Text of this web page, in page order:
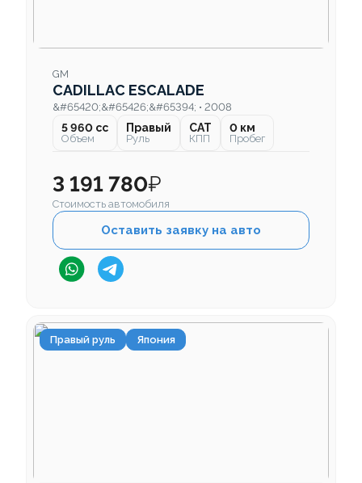
GM
CADILLAC ESCALADE
&#65420;&#65426;&#65394; • 2008
5 960 cc
Объем
Правый
Руль
CAT
КПП
0 км
Пробег
3 191 780₽
Стоимость автомобиля
Оставить заявку на авто
Правый руль Япония